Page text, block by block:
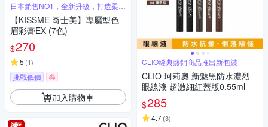
日本銷售NO1，全新升級，打造柔和
自然眉
【KISSME 奇士美】專屬型色
眉彩膏EX (7色)
$270
5 (1)
挑戰低價 券
加入購物車
CLIO經典熱銷商品推出新包裝
CLIO 珂莉奧 新魅黑防水濃烈
眼線液 超激細紅蓋版0.55ml
$285
4.7(3)